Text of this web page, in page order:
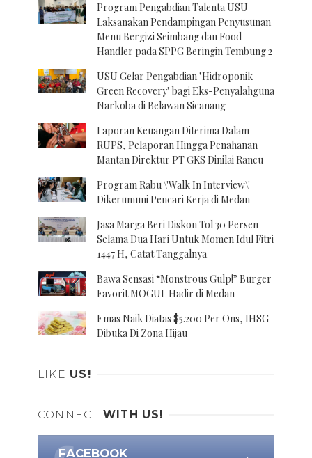
Program Pengabdian Talenta USU
Laksanakan Pendampingan Penyusunan
Menu Bergizi Seimbang dan Food
Handler pada SPPG Beringin Tembung 2
USU Gelar Pengabdian "Hidroponik
Green Recovery" bagi Eks-Penyalahguna
Narkoba di Belawan Sicanang
Laporan Keuangan Diterima Dalam
RUPS, Pelaporan Hingga Penahanan
Mantan Direktur PT GKS Dinilai Rancu
Program Rabu \'Walk In Interview\'
Dikerumuni Pencari Kerja di Medan
Jasa Marga Beri Diskon Tol 30 Persen
Selama Dua Hari Untuk Momen Idul Fitri
1447 H, Catat Tanggalnya
Bawa Sensasi “Monstrous Gulp!” Burger
Favorit MOGUL Hadir di Medan
Emas Naik Diatas $5.200 Per Ons, IHSG
Dibuka Di Zona Hijau
LIKE US!
CONNECT WITH US!
FACEBOOK